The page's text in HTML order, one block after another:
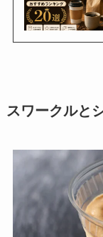
スワークルと